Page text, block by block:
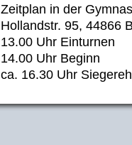
Zeitplan in der
Hollandstr. 95, 44866
13.00 Uhr Einturnen
14.00 Uhr Beginn
ca. 16.30 Uhr